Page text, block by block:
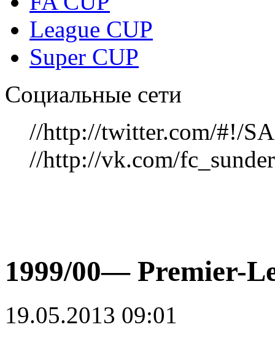
League CUP
Super CUP
Социальные сети
//http://twitter.com/#!/
//http://vk.com/
1999/00— Рremier-
19.05.2013 09:01